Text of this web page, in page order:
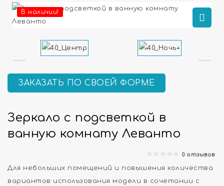
В наличии!
ЗАКАЗАТЬ ПО СВОЕЙ ФОРМЕ
Зеркало с подсветкой в
ванную комнату Леванто
0 отзывов
Для небольших помещений и повышения количества
вариантов использования модели в сочетании с